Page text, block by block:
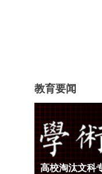
教育要闻
高校淘汰文科